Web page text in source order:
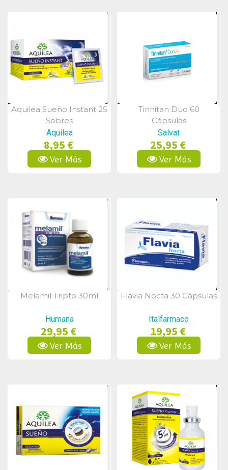
Vista Rápida
Aquilea Sueño Instant 25
Sobres
Aquilea
8,95 €
Ver Más
Vista Rápida
Tinnitan Duo 60
Cápsulas
Salvat
25,95 €
Ver Más
Vista Rápida
Melamil Tripto 30ml
Humana
29,95 €
Ver Más
Vista Rápida
Flavia Nocta 30 Cápsulas
Italfarmaco
19,95 €
Ver Más